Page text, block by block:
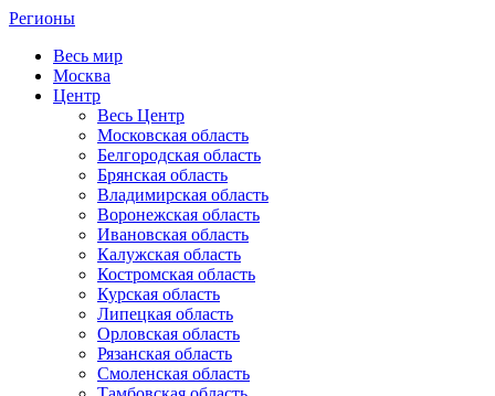
Регионы
Весь мир
Москва
Центр
Весь Центр
Московская область
Белгородская область
Брянская область
Владимирская область
Воронежская область
Ивановская область
Калужская область
Костромская область
Курская область
Липецкая область
Орловская область
Рязанская область
Смоленская область